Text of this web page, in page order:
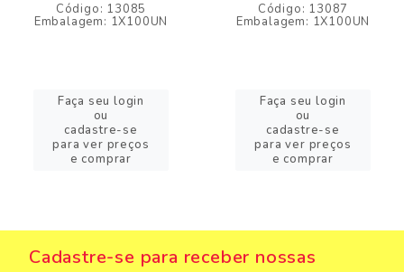
Código: 13085
Embalagem: 1X100UN
Faça seu login
ou
cadastre-se
para ver preços
e comprar
Código: 13087
Embalagem: 1X100UN
Faça seu login
ou
cadastre-se
para ver preços
e comprar
Cadastre-se para receber nossas